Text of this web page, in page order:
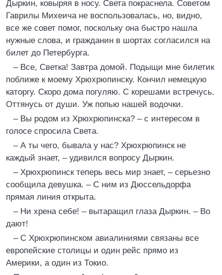
Дыркин, ковыряя в носу. Света покраснела. Советом
Гаврилы Михеича не воспользовалась, но, видно,
все же совет помог, поскольку она быстро нашла
нужные слова, и гражданин в шортах согласился на
билет до Петербурга.
– Все, Светка! Завтра домой. Подыщи мне билетик
поближе к моему Хрюхрюпинску. Кончил немецкую
каторгу. Скоро дома погуляю. С корешами встречусь.
Оттянусь от души. Уж попью нашей водочки.
– Вы родом из Хрюхрюпинска? – с интересом в
голосе спросила Света.
– А ты чего, бывала у нас? Хрюхрюпинск не
каждый знает, – удивился вопросу Дыркин.
– Хрюхрюпинск теперь весь мир знает, – серьезно
сообщила девушка. – С ним из Дюссельдорфа
прямая линия открыта.
– Ни хрена себе! – вытаращил глаза Дыркин. – Во
дают!
– С Хрюхрюпинском авиалиниями связаны все
европейские столицы и один рейс прямо из
Америки, а один из Токио.